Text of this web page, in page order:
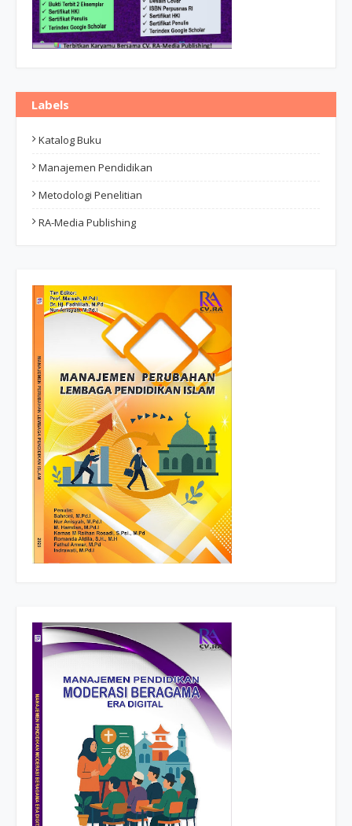
Labels
Katalog Buku
Manajemen Pendidikan
Metodologi Penelitian
RA-Media Publishing